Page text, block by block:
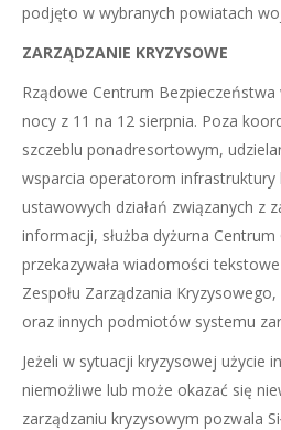
podjęto w wybranych powiatach
ZARZĄDZANIE KRYZYSOWE
Rządowe Centrum Bezpieczeństwa
nocy z 11 na 12 sierpnia. Poza
szczeblu ponadresortowym,
wsparcia operatorom infrastruktury
ustawowych działań związanych z
informacji, służba dyżurna
przekazywała wiadomości
Zespołu Zarządzania
oraz innych podmiotów systemu
Jeżeli w sytuacji kryzysowej użycie
niemożliwe lub może okazać się
zarządzaniu kryzysowym pozwala